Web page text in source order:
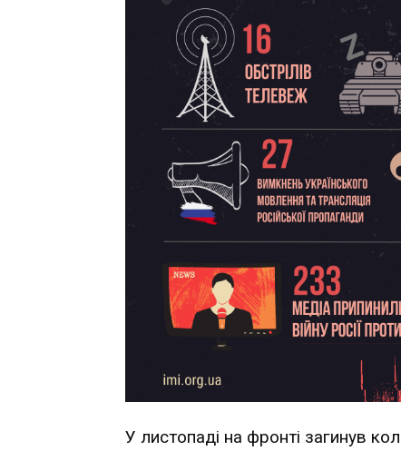
У листопаді на фронті загинув